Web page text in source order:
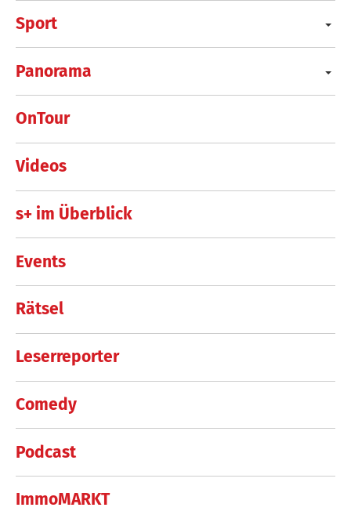
Sport
Panorama
OnTour
Videos
s+ im Überblick
Events
Rätsel
Leserreporter
Comedy
Podcast
ImmoMARKT